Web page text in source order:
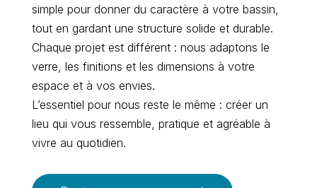
simple pour donner du caractère à votre bassin,
tout en gardant une structure solide et durable.
Chaque projet est différent : nous adaptons le
verre, les finitions et les dimensions à votre
espace et à vos envies.
L’essentiel pour nous reste le même : créer un
lieu qui vous ressemble, pratique et agréable à
vivre au quotidien.